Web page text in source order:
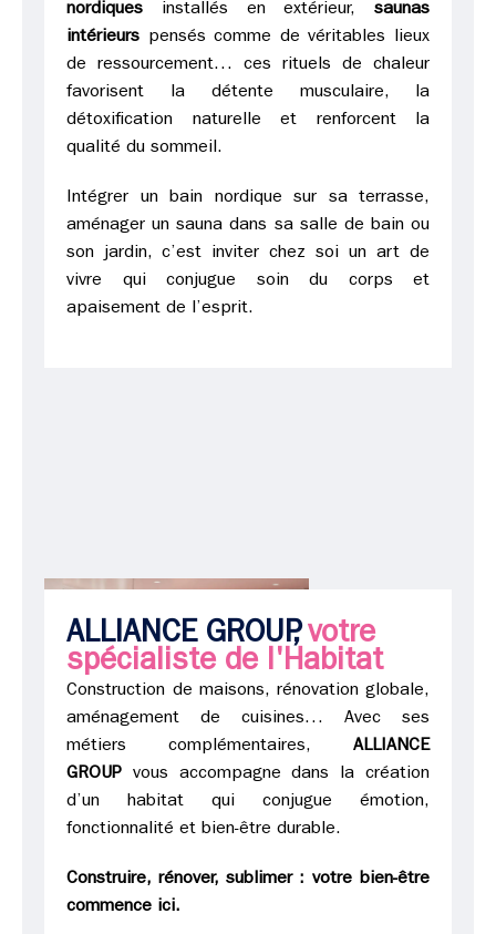
nordiques installés en extérieur, saunas
intérieurs pensés comme de véritables lieux
de ressourcement… ces rituels de chaleur
favorisent la détente musculaire, la
détoxification naturelle et renforcent la
qualité du sommeil.
Intégrer un bain nordique sur sa terrasse,
aménager un sauna dans sa salle de bain ou
son jardin, c’est inviter chez soi un art de
vivre qui conjugue soin du corps et
apaisement de l’esprit.
ALLIANCE GROUP,votre
spécialiste de l'Habitat
Construction de maisons, rénovation globale,
aménagement de cuisines… Avec ses
métiers complémentaires, ALLIANCE
GROUP vous accompagne dans la création
d’un habitat qui conjugue émotion,
fonctionnalité et bien-être durable.
Construire, rénover, sublimer : votre bien-être
commence ici.